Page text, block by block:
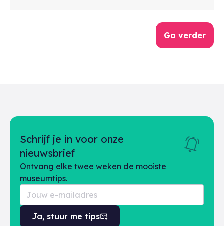
Schrijf je in voor onze
nieuwsbrief
Ontvang elke twee weken de mooiste
museumtips.
Ja, stuur me tips